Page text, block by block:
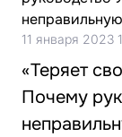
11 января 2023
«Теряет
Почему